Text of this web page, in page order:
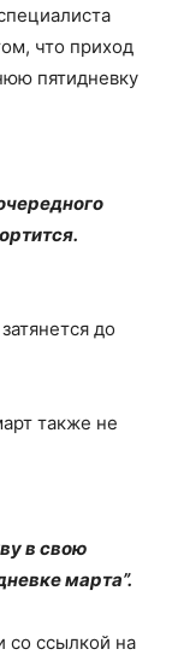
что приход
пятидневку
до
также не
в свою
марта”.
со ссылкой на